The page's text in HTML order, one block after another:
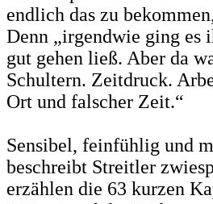
endlich das zu
Denn „irgendwie ging es
gut gehen ließ. Aber da
Schultern. Zeitdruck.
Ort und falscher Zeit.“
Sensibel, feinfühlig und
beschreibt Streitler
erzählen die 63 kurzen